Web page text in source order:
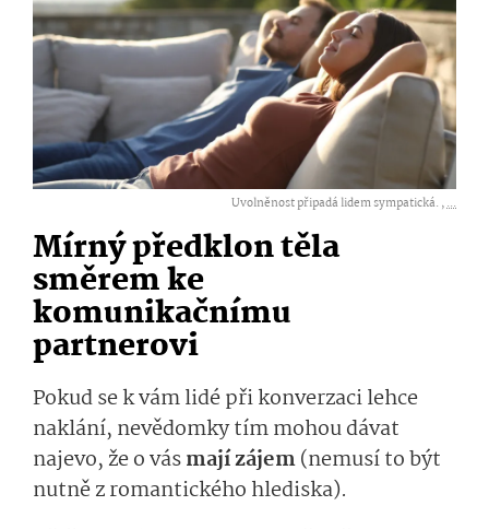
Uvolněnost připadá lidem sympatická. ,...
Mírný předklon těla
směrem ke
komunikačnímu
partnerovi
Pokud se k vám lidé při konverzaci lehce
naklání, nevědomky tím mohou dávat
najevo, že o vásmají zájem(nemusí to být
nutně z romantického hlediska).